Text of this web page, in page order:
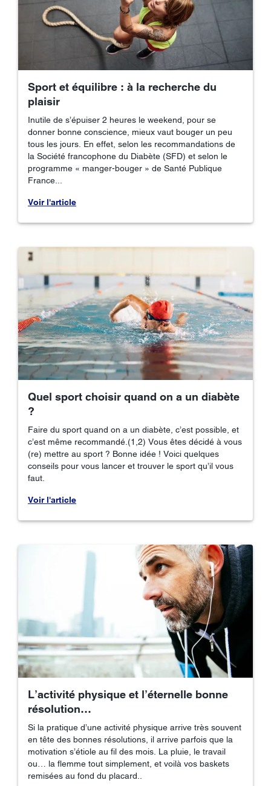
Sport et équilibre : à la recherche du
plaisir
Inutile de s’épuiser 2 heures le weekend, pour se
donner bonne conscience, mieux vaut bouger un peu
tous les jours. En effet, selon les recommandations de
la Société francophone du Diabète (SFD) et selon le
programme « manger-bouger » de Santé Publique
France...
Voir l'article
Quel sport choisir quand on a un diabète
?
Faire du sport quand on a un diabète, c’est possible, et
c’est même recommandé.(1,2) Vous êtes décidé à vous
(re) mettre au sport ? Bonne idée ! Voici quelques
conseils pour vous lancer et trouver le sport qu’il vous
faut.
Voir l'article
L’activité physique et l’éternelle bonne
résolution…
Si la pratique d’une activité physique arrive très souvent
en tête des bonnes résolutions, il arrive parfois que la
motivation s’étiole au fil des mois. La pluie, le travail
ou… la flemme tout simplement, et voilà vos baskets
remisées au fond du placard..